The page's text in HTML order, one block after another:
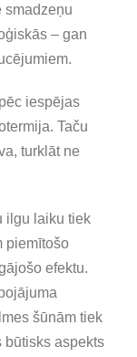
smadzeņu
– gan
iespējas
Taču
turklāt ne
ilgu laiku tiek
piemītošo
efektu.
šūnām tiek
būtisks aspekts